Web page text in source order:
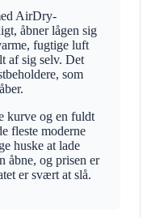
AirDry-
åbner lågen sig
fugtige luft
af sig selv. Det
som
kurve og en fuldt
fleste moderne
huske at lade
åbne, og prisen er
er svært at slå.